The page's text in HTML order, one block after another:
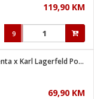
119,90 KM
9
Fen za kosu, 2100W, Rowenta x Karl Lagerfeld Powerline
69,90 KM